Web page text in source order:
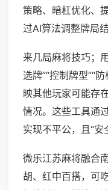
策略、暗杠优化、
过AI算法调整牌局
来几局麻将技巧；
选牌”“控制牌型”“
映其他玩家可能存
情况。这些工具通
实现不平公，且“安
微乐江苏麻将融合
胡、红中百搭，可